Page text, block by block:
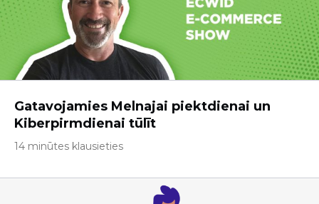
Gatavojamies Melnajai piektdienai un
Kiberpirmdienai tūlīt
14 minūtes klausieties